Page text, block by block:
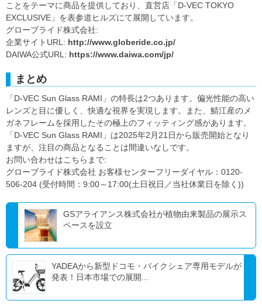
ことをテーマに商品を提供しており、直営店「D-VEC TOKYO
EXCLUSIVE」を表参道ヒルズにて展開しています。
グローブライド株式会社:
企業サイトURL: http://www.globeride.co.jp/
DAIWA公式URL: https://www.daiwa.com/jp/
まとめ
「D-VEC Sun Glass RAMI」の特長は2つあります。偏光性能の高い
レンズと目に優しく、快適な視界を実現します。また、鯖江産のメ
ガネフレームを採用したその極上のフィッティング感があります。
「D-VEC Sun Glass RAMI」は2025年2月21日から販売開始となり
ますが、注目の商品となることは間違いなしです。
お問い合わせはこちらまで:
グローブライド株式会社 お客様センターフリーダイヤル：0120-
506-204 (受付時間：9:00～17:00(土日祝日／当社休業日を除く))
GSアライアンス株式会社が植物由来製品の展示ス
ペースを設立
YADEAから新型ドコモ・バイクシェア専用モデルが
発表！日本市場での展開...